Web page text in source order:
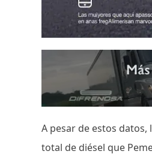
A pesar de estos
total de diésel que